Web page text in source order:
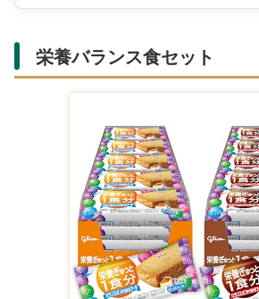
栄養バランス食セット